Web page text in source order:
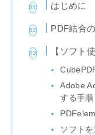
はじめに
PDF結合
【ソフト
Adobe
する手順
ソフト